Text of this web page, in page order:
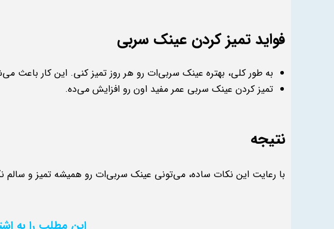
فواید تمیز کردن عینک سربی
به طور کلی، بهتره عینک سربی‌ات رو هر روز تمیز کنی. این کار باعث
تمیز کردن عینک سربی عمر مفید اون رو افزایش می‌ده.
نتیجه
با رعایت این نکات ساده، می‌تونی عینک سربی‌ات رو همیشه تمیز و